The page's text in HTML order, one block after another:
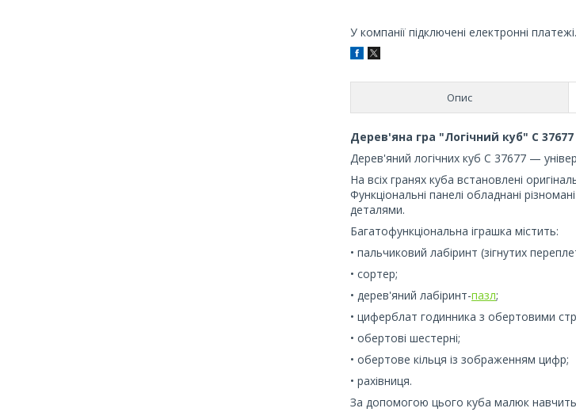
У компанії підключені електронні
Опис
Дерев'яна гра "Логічний куб" C 37677
Дерев'яний логічних куб С 37677 —
На всіх гранях куба встановлені
Функціональні панелі обладнані
деталями.
Багатофункціональна іграшка містить:
• пальчиковий лабіринт (зігнутих
• сортер;
• дерев'яний лабіринт-пазл;
• циферблат годинника з обертовими
• обертові шестерні;
• обертове кільця із зображенням цифр;
• рахівниця.
За допомогою цього куба малюк